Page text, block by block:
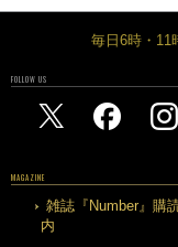
毎日6時・11
FOLLOW US
MAGAZINE
雑誌『Number』購
内